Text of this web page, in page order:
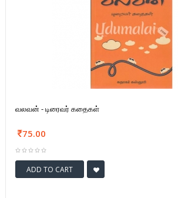
வலவன் - டிரைவர் கதைகள்
75.00
ADD TO CART